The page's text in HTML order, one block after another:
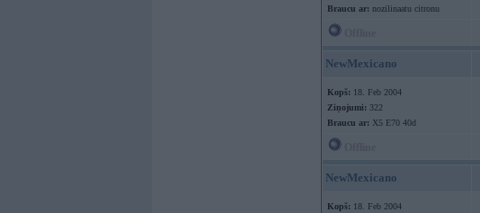
Braucu ar: nozilinaatu citronu
NewMexicano
Kopš: 18. Feb 2004
Ziņojumi: 322
Braucu ar: X5 E70 40d
NewMexicano
Kopš: 18. Feb 2004